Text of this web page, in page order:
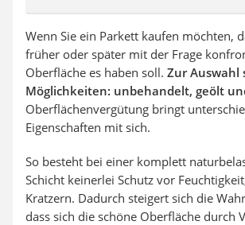
Wenn Sie ein Parkett kaufen möchten,
früher oder später mit der Frage
Oberfläche es haben soll. Zur Auswahl
Möglichkeiten: unbehandelt, geölt
Oberflächenvergütung bringt
Eigenschaften mit sich.
So besteht bei einer komplett
Schicht keinerlei Schutz vor
Kratzern. Dadurch steigert sich die
dass sich die schöne Oberfläche durch